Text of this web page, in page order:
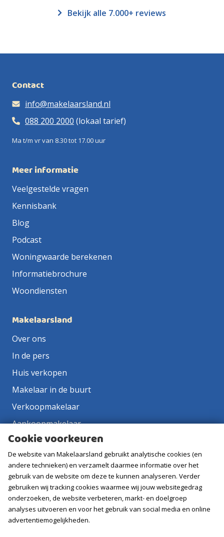
Bekijk alle 7.000+ reviews
Contact
info@makelaarsland.nl
088 200 2000 (lokaal tarief)
Ma t/m vr van 8.30 tot 17.00 uur
Meer informatie
Veelgestelde vragen
Kennisbank
Blog
Podcast
Woningwaarde berekenen
Informatiebrochure
Woondiensten
Makelaarsland
Over ons
In de pers
Huis verkopen
Makelaar in de buurt
Verkoopmakelaar
Aankoopmakelaar
Contact
Vacatures
Volg ons
Cookie voorkeuren
De website van Makelaarsland gebruikt analytische cookies (en
andere technieken) en verzamelt daarmee informatie over het
gebruik van de website om deze te kunnen analyseren. Verder
gebruiken wij tracking cookies waarmee wij jouw websitegedrag
onderzoeken, de website verbeteren, markt- en doelgroep
analyses uitvoeren en voor het gebruik van social media en online
advertentiemogelijkheden.